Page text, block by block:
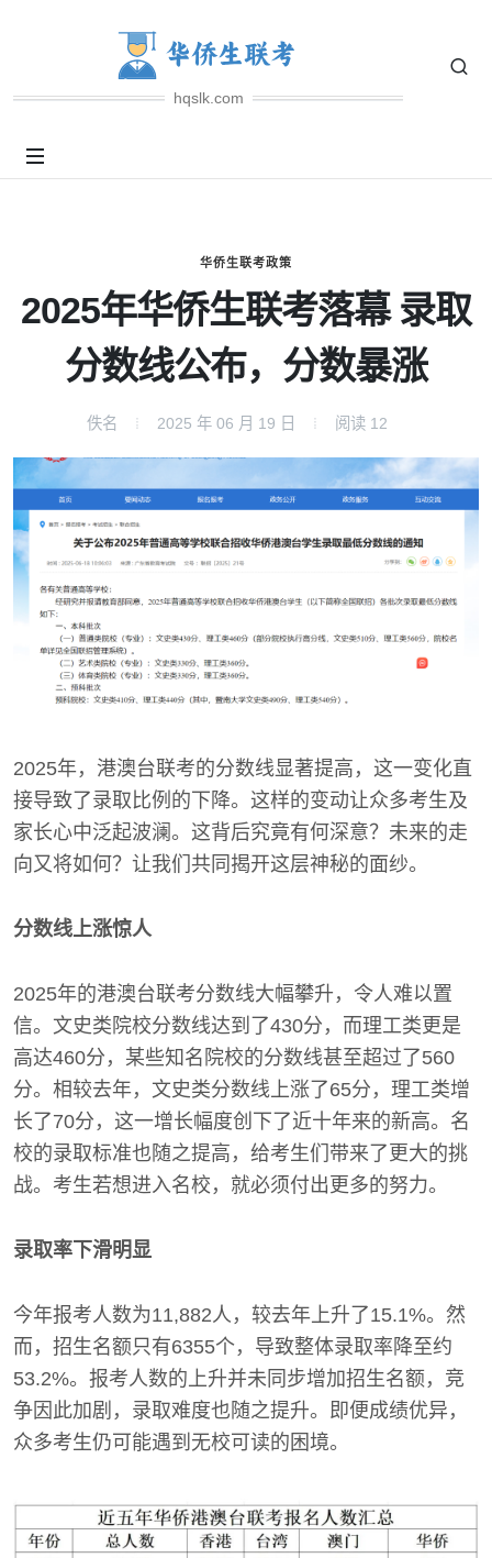
hqslk.com
华侨生联考政策
2025年华侨生联考落幕 录取
分数线公布，分数暴涨
佚名 2025 年 06 月 19 日 阅读 12
2025年，港澳台联考的分数线显著提高，这一变化直
接导致了录取比例的下降。这样的变动让众多考生及
家长心中泛起波澜。这背后究竟有何深意？未来的走
向又将如何？让我们共同揭开这层神秘的面纱。
分数线上涨惊人
2025年的港澳台联考分数线大幅攀升，令人难以置
信。文史类院校分数线达到了430分，而理工类更是
高达460分，某些知名院校的分数线甚至超过了560
分。相较去年，文史类分数线上涨了65分，理工类增
长了70分，这一增长幅度创下了近十年来的新高。名
校的录取标准也随之提高，给考生们带来了更大的挑
战。考生若想进入名校，就必须付出更多的努力。
录取率下滑明显
今年报考人数为11,882人，较去年上升了15.1%。然
而，招生名额只有6355个，导致整体录取率降至约
53.2%。报考人数的上升并未同步增加招生名额，竞
争因此加剧，录取难度也随之提升。即便成绩优异，
众多考生仍可能遇到无校可读的困境。